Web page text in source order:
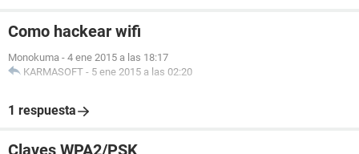
Como hackear wifi
Monokuma - 4 ene 2015 a las 18:17
KARMASOFT - 5 ene 2015 a las 02:20
1 respuesta
Claves WPA2/PSK